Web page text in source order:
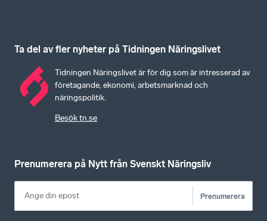
Ta del av fler nyheter på Tidningen Näringslivet
Tidningen Näringslivet är för dig som är intresserad av
företagande, ekonomi, arbetsmarknad och
näringspolitik.
Besök tn.se
Prenumerera på Nytt från Svenskt Näringsliv
Prenumerera